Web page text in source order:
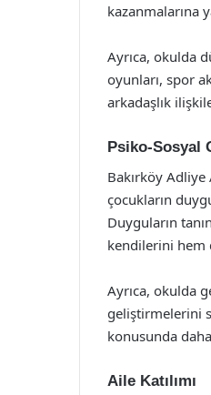
kazanmalarına
Ayrıca, okulda
oyunları, spor
arkadaşlık
Psiko-Sosyal
Bakırköy
çocukların
Duyguların
kendilerini hem
Ayrıca, okulda
geliştirmelerini
konusunda
Aile Katılımı